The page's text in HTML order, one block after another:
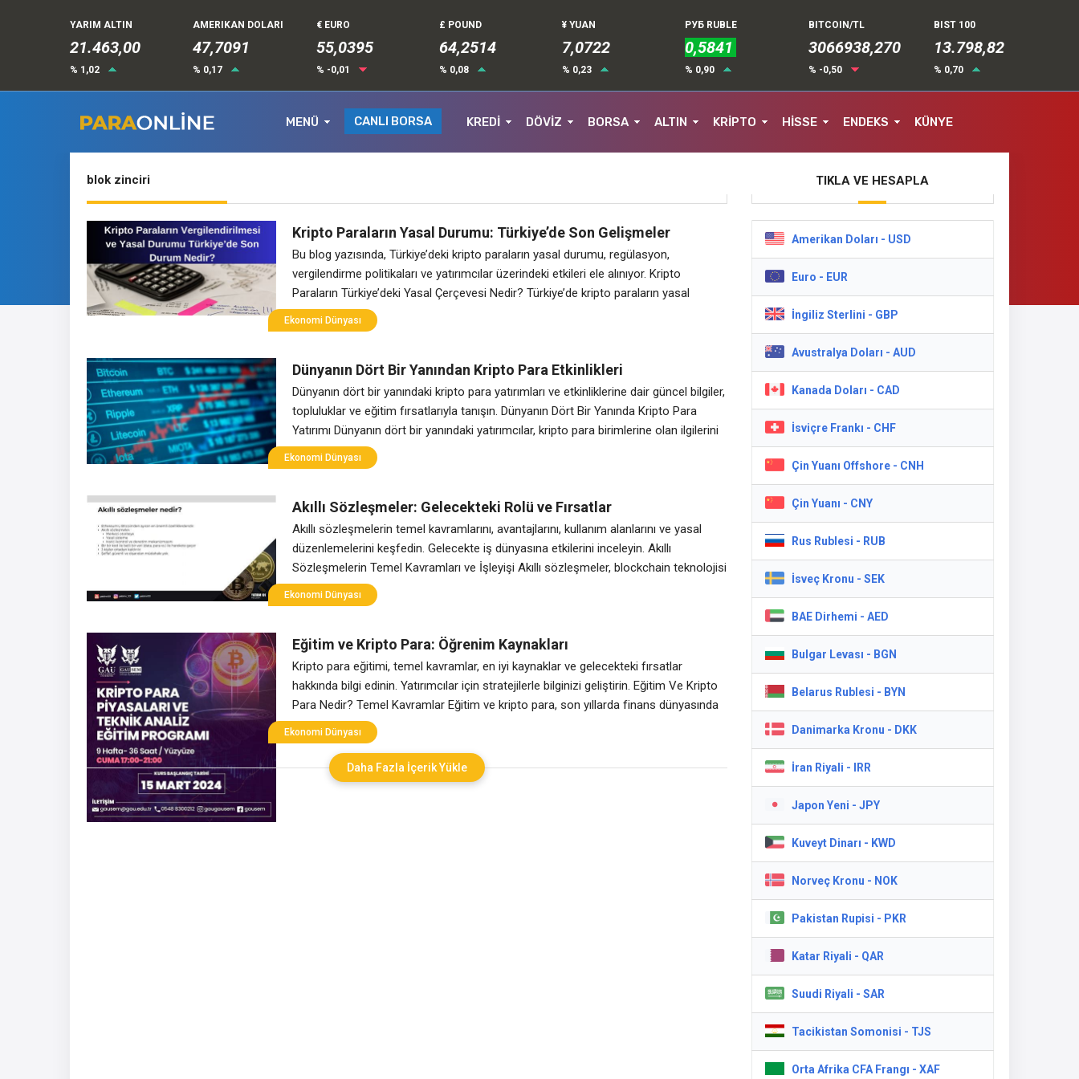
YARIM ALTIN
21.463,00
% 1,02
AMERIKAN DOLARI
47,7091
% 0,17
€ EURO
55,0395
% -0,01
£ POUND
64,2514
% 0,08
¥ YUAN
7,0722
% 0,23
РУБ RUBLE
0,5841
% 0,90
BITCOIN/TL
3066938,270
% -0,50
BIST 100
13.798,82
% 0,70
MENÜ CANLI BORSA KREDİ DÖVİZ BORSA ALTIN KRİPTO HİSSE ENDEKS KÜNYE
blok zinciri
Kripto Paraların Yasal Durumu: Türkiye’de Son Gelişmeler
Bu blog yazısında, Türkiye’deki kripto paraların yasal durumu, regülasyon,
vergilendirme politikaları ve yatırımcılar üzerindeki etkileri ele alınıyor. Kripto
Paraların Türkiye’deki Yasal Çerçevesi Nedir? Türkiye’de kripto paraların yasal
durumu, son yıllarda giderek daha fazla önem kazanmıştır. Kripto paraların yasal
çerçevesinin belirlenmesi, hem yatırımcılar hem de finansal kurumlar açısından
Ekonomi Dünyası
Dünyanın Dört Bir Yanından Kripto Para Etkinlikleri
Dünyanın dört bir yanındaki kripto para yatırımları ve etkinliklerine dair güncel bilgiler,
topluluklar ve eğitim fırsatlarıyla tanışın. Dünyanın Dört Bir Yanında Kripto Para
Yatırımı Dünyanın dört bir yanındaki yatırımcılar, kripto para birimlerine olan ilgilerini
sürdürerek portföylerini çeşitlendirmeye çalışıyorlar. Bu dönemde, farklı ülkelerdeki
kripto para borsaları, yatırımcıların ihtiyaçlarına göre değişiklik gösteriyor. Global
Ekonomi Dünyası
Akıllı Sözleşmeler: Gelecekteki Rolü ve Fırsatlar
Akıllı sözleşmelerin temel kavramlarını, avantajlarını, kullanım alanlarını ve yasal
düzenlemelerini keşfedin. Gelecekte iş dünyasına etkilerini inceleyin. Akıllı
Sözleşmelerin Temel Kavramları ve İşleyişi Akıllı sözleşmeler, blockchain teknolojisi
kullanılarak oluşturulan ve kendi kendine yürütülen dijital sözleşmelerdir. Bu
sözleşmeler, belirli koşulların sağlandığında otomatik olarak uygulanmasını
prensibi, önceden belirlenmiş
Ekonomi Dünyası
Eğitim ve Kripto Para: Öğrenim Kaynakları
Kripto para eğitimi, temel kavramlar, en iyi kaynaklar ve gelecekteki fırsatlar
hakkında bilgi edinin. Yatırımcılar için stratejilerle bilginizi geliştirin. Eğitim Ve Kripto
Para Nedir? Temel Kavramlar Eğitim ve kripto para, son yıllarda finans dünyasında
öne çıkan iki önemli kavramdır. Kripto para, dijital veya sanal bir para birimi olarak
tanımlanabilir; şifreleme teknikleri kullanılarak güvenliği sağlanır ve
Ekonomi Dünyası
Daha Fazla İçerik Yükle
TIKLA VE HESAPLA
Amerikan Doları - USD
Euro - EUR
İngiliz Sterlini - GBP
Avustralya Doları - AUD
Kanada Doları - CAD
İsviçre Frankı - CHF
Çin Yuanı Offshore - CNH
Çin Yuanı - CNY
Rus Rublesi - RUB
İsveç Kronu - SEK
BAE Dirhemi - AED
Bulgar Levası - BGN
Belarus Rublesi - BYN
Danimarka Kronu - DKK
İran Riyali - IRR
Japon Yeni - JPY
Kuveyt Dinarı - KWD
Norveç Kronu - NOK
Pakistan Rupisi - PKR
Katar Riyali - QAR
Suudi Riyali - SAR
Tacikistan Somonisi - TJS
Orta Afrika CFA Frangı - XAF